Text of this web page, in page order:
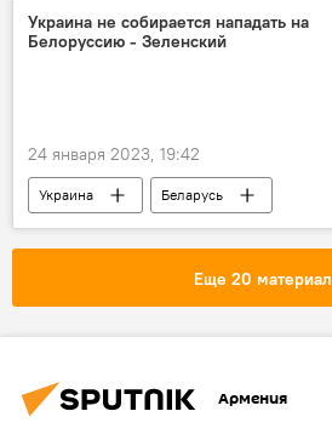
Украина не собирается нападать на
Белоруссию - Зеленский
24 января 2023, 19:42
Украина
Беларусь
Владимир Зеленский
нападение
Еще 20
Армения